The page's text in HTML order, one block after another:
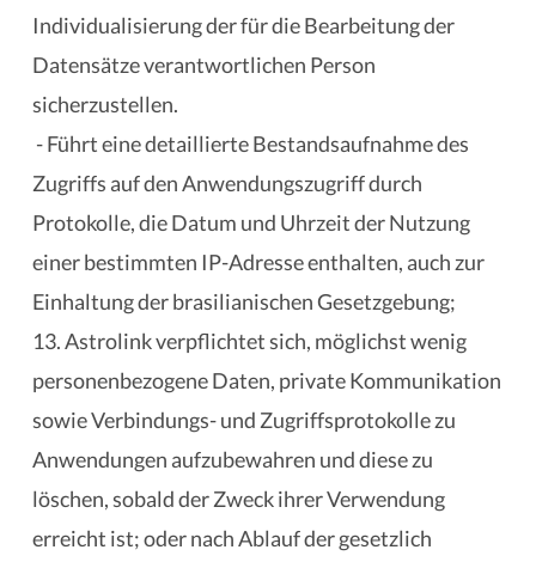
Individualisierung der für die Bearbeitung der
Datensätze verantwortlichen Person
sicherzustellen.
- Führt eine detaillierte Bestandsaufnahme des
Zugriffs auf den Anwendungszugriff durch
Protokolle, die Datum und Uhrzeit der Nutzung
einer bestimmten IP-Adresse enthalten, auch zur
Einhaltung der brasilianischen Gesetzgebung;
13. Astrolink verpflichtet sich, möglichst wenig
personenbezogene Daten, private Kommunikation
sowie Verbindungs- und Zugriffsprotokolle zu
Anwendungen aufzubewahren und diese zu
löschen, sobald der Zweck ihrer Verwendung
erreicht ist; oder nach Ablauf der gesetzlich